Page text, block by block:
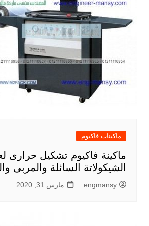
ماكينات فاكيوم
ماكينة فاكيوم تشكيل حرارى
الشيكولاتة السائلة والمربى
engmansy مارس 31, 2020